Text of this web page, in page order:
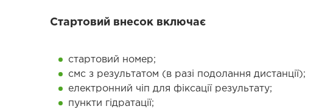
Стартовий внесок включає
стартовий номер;
смс з результатом (в разі подолання дистанції);
електронний чіп для фіксації результату;
пункти гідратації;